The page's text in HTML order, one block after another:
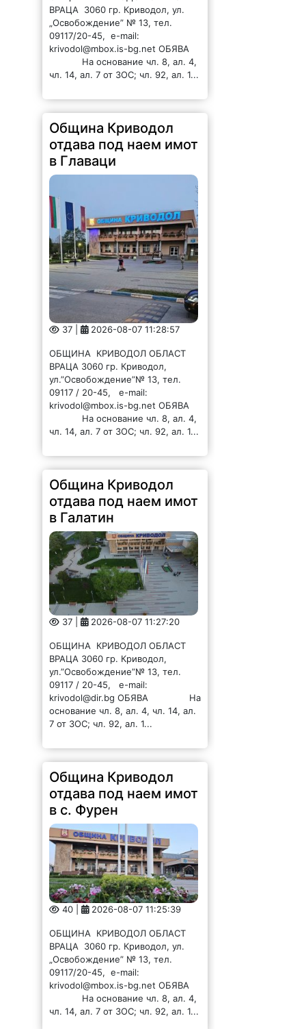
ВРАЦА 3060 гр. Криводол, ул.
„Освобождение” № 13, тел.
09117/20-45, e-mail:
krivodol@mbox.is-bg.net ОБЯВА
На основание чл. 8, ал. 4,
чл. 14, ал. 7 от ЗОС; чл. 92, ал. 1...
Община Криводол
отдава под наем имот
в Главаци
37 | 2026-08-07 11:28:57
ОБЩИНА КРИВОДОЛ ОБЛАСТ
ВРАЦА 3060 гр. Криводол,
ул.”Освобождение”№ 13, тел.
09117 / 20-45, e-mail:
krivodol@mbox.is-bg.net ОБЯВА
На основание чл. 8, ал. 4,
чл. 14, ал. 7 от ЗОС; чл. 92, ал. 1...
Община Криводол
отдава под наем имот
в Галатин
37 | 2026-08-07 11:27:20
ОБЩИНА КРИВОДОЛ ОБЛАСТ
ВРАЦА 3060 гр. Криводол,
ул.”Освобождение”№ 13, тел.
09117 / 20-45, e-mail:
krivodol@dir.bg ОБЯВА На
основание чл. 8, ал. 4, чл. 14, ал.
7 от ЗОС; чл. 92, ал. 1...
Община Криводол
отдава под наем имот
в с. Фурен
40 | 2026-08-07 11:25:39
ОБЩИНА КРИВОДОЛ ОБЛАСТ
ВРАЦА 3060 гр. Криводол, ул.
„Освобождение” № 13, тел.
09117/20-45, e-mail:
krivodol@mbox.is-bg.net ОБЯВА
На основание чл. 8, ал. 4,
чл. 14, ал. 7 от ЗОС; чл. 92, ал. 1...